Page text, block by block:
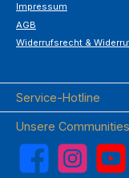
Impressum
AGB
Widerrufsrecht &
Service-Hotline
Unsere Communities
Facebook Instagram YouTube